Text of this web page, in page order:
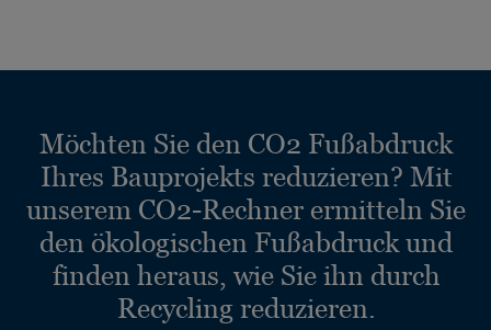
Möchten Sie den CO2 Fußabdruck
Ihres Bauprojekts reduzieren? Mit
unserem CO2-Rechner ermitteln Sie
den ökologischen Fußabdruck und
finden heraus, wie Sie ihn durch
Recycling reduzieren.